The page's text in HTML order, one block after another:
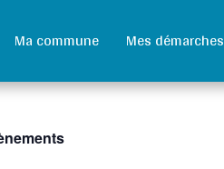
Ma commune Mes démarches